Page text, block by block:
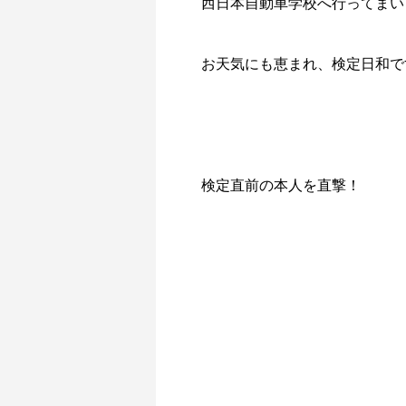
西日本自動車学校へ行ってまい
お天気にも恵まれ、検定日和
検定直前の本人を直撃！